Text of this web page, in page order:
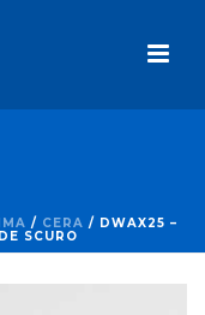
/ CERA / DWAX25 –
SCURO